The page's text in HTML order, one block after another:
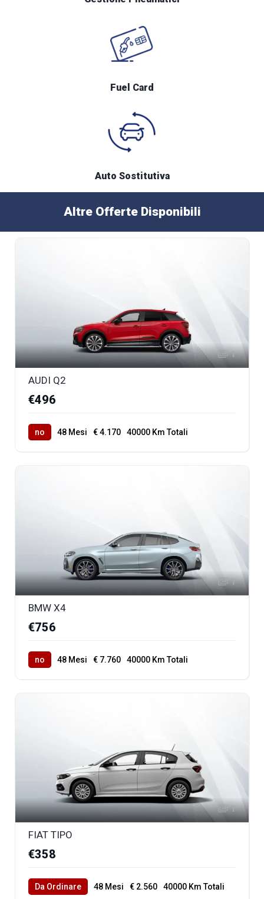
Fuel Card
Auto Sostitutiva
Altre Offerte Disponibili
1
AUDI Q2
€496
no 48 Mesi € 4.170 40000 Km Totali
1
BMW X4
€756
no 48 Mesi € 7.760 40000 Km Totali
1
FIAT TIPO
€358
Da Ordinare 48 Mesi € 2.560 40000 Km Totali